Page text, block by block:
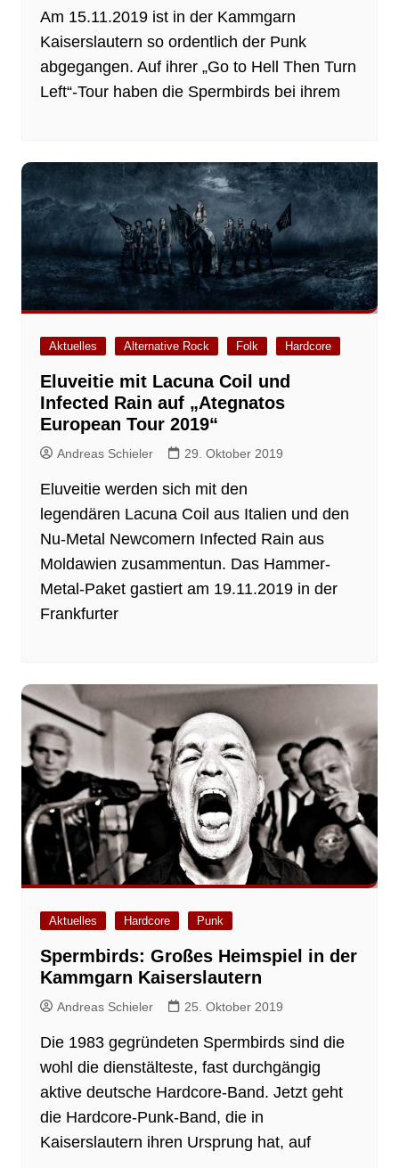
Am 15.11.2019 ist in der Kammgarn
Kaiserslautern so ordentlich der Punk
abgegangen. Auf ihrer „Go to Hell Then Turn
Left“-Tour haben die Spermbirds bei ihrem
Aktuelles Alternative Rock Folk Hardcore
Eluveitie mit Lacuna Coil und
Infected Rain auf „Ategnatos
European Tour 2019“
Andreas Schieler 29. Oktober 2019
Eluveitie werden sich mit den
legendären Lacuna Coil aus Italien und den
Nu-Metal Newcomern Infected Rain aus
Moldawien zusammentun. Das Hammer-
Metal-Paket gastiert am 19.11.2019 in der
Frankfurter
Aktuelles Hardcore Punk
Spermbirds: Großes Heimspiel in der
Kammgarn Kaiserslautern
Andreas Schieler 25. Oktober 2019
Die 1983 gegründeten Spermbirds sind die
wohl die dienstälteste, fast durchgängig
aktive deutsche Hardcore-Band. Jetzt geht
die Hardcore-Punk-Band, die in
Kaiserslautern ihren Ursprung hat, auf